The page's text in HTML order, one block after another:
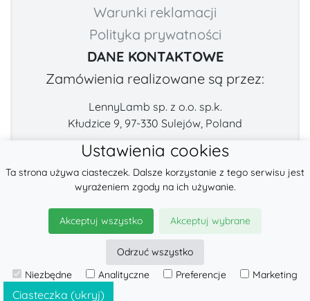
Warunki reklamacji
Polityka prywatności
DANE KONTAKTOWE
Zamówienia realizowane są przez:
LennyLamb sp. z o.o. sp.k.
Kłudzice 9, 97-330 Sulejów, Poland
Numer telefonu: E-mail:
+48 222-57-888-2 contact@fabricart.eu
Znajdź nas na:
© 2026LennyLamb sp. z o.o. sp.k.
Ciasteczka (ukryj)
Ustawienia cookies
Ta strona używa ciasteczek. Dalsze korzystanie z tego serwisu jest
wyrażeniem zgody na ich używanie.
Akceptuj wszystko Akceptuj wybrane
Odrzuć wszystko
Niezbędne
Analityczne Preferencje Marketing